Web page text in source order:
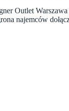
Outlet
najemców